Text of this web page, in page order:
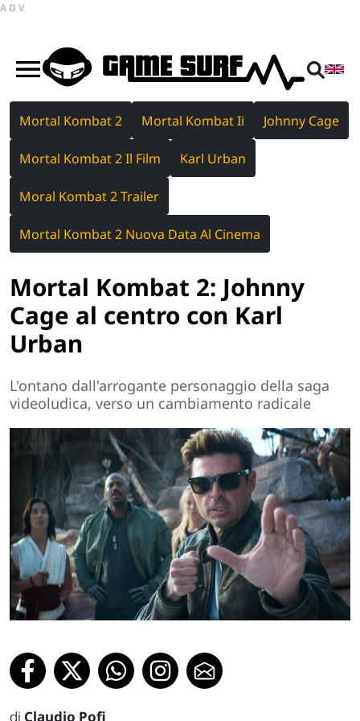
ADV
Mortal Kombat 2 Mortal Kombat Ii Johnny Cage
Mortal Kombat 2 Il Film Karl Urban
Moral Kombat 2 Trailer
Mortal Kombat 2 Nuova Data Al Cinema
Mortal Kombat 2: Johnny
Cage al centro con Karl
Urban
L'ontano dall'arrogante personaggio della saga
videoludica, verso un cambiamento radicale
di Claudio Pofi